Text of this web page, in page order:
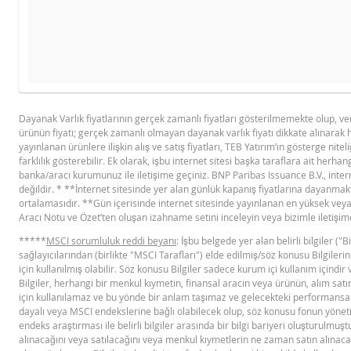
YASAL DOKÜMANLAR
BNPP SPK ONAYLI OZET (12 MAYIS
2026 IHRACI)
FIYAT BILGISI
Latest Product Quotes
GÖSTERGE FIYAT TABLOSU
Gösterge fiyat hesaplanamadı.
Dayanak Varlık fiyatlarının gerçek zamanlı fiyatları gösterilmemekte olup,
ürünün fiyatı; gerçek zamanlı olmayan dayanak varlık fiyatı dikkate
yayınlanan ürünlere ilişkin alış ve satış fiyatları, TEB Yatırım’ın gösterge
farklılık gösterebilir. Ek olarak, işbu internet sitesi başka taraflara ait
banka/aracı kurumunuz ile iletişime geçiniz. BNP Paribas Issuance B.V.,
değildir. * **İnternet sitesinde yer alan günlük kapanış fiyatlarına
ortalamasıdır. **Gün içerisinde internet sitesinde yayınlanan en yüksek
Aracı Notu ve Özet’ten oluşan izahname setini inceleyin veya bizimle
*****MSCI sorumluluk reddi beyanı: İşbu belgede yer alan belirli bilgiler
sağlayıcılarından (birlikte "MSCI Tarafları") elde edilmiş/söz konusu
için kullanılmış olabilir. Söz konusu Bilgiler sadece kurum içi kullanım
Bilgiler, herhangi bir menkul kıymetin, finansal aracın veya ürünün, alım
için kullanılamaz ve bu yönde bir anlam taşımaz ve gelecekteki
dayalı veya MSCI endekslerine bağlı olabilecek olup, söz konusu fonun
endeks araştırması ile belirli bilgiler arasında bir bilgi bariyeri
alınacağını veya satılacağını veya menkul kıymetlerin ne zaman satın